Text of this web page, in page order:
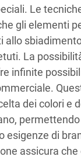
Le
gli elementi
allo
La
infinite
dei colori e
esigenze di
assicura